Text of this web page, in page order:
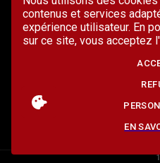
contenus et services
expérience utilisateur. En
sur ce site, vous acceptez
EN